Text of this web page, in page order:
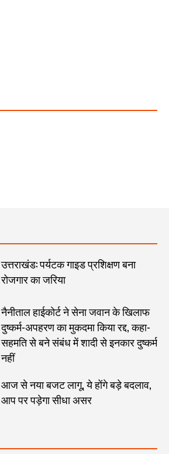
उत्तराखंड: पर्यटक गाइड प्रशिक्षण बना
रोजगार का जरिया
नैनीताल हाईकोर्ट ने सेना जवान के खिलाफ
दुष्कर्म-अपहरण का मुकदमा किया रद्द, कहा-
सहमति से बने संबंध में शादी से इनकार दुष्कर्म
नहीं
आज से नया बजट लागू, ये होंगे बड़े बदलाव,
आप पर पड़ेगा सीधा असर